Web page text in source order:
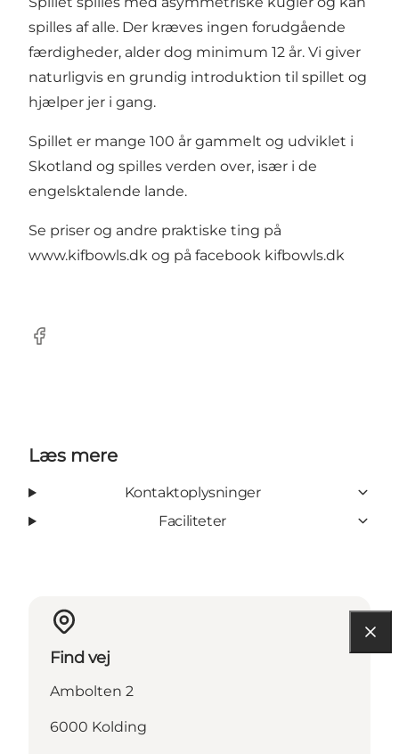
spilles af alle. Der kræves ingen forudgående
færdigheder, alder dog minimum 12 år. Vi giver
naturligvis en grundig introduktion til spillet og
hjælper jer i gang.
Spillet er mange 100 år gammelt og udviklet i
Skotland og spilles verden over, især i de
engelsktalende lande.
Se priser og andre praktiske ting på
www.kifbowls.dk og på facebook kifbowls.dk
Facebook
Læs mere
Kontaktoplysninger
Faciliteter
Find vej
Ambolten 2
6000 Kolding